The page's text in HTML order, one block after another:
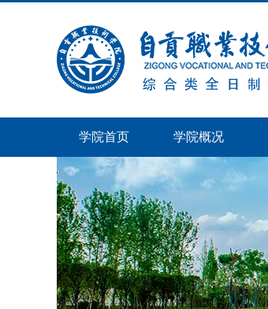
学院首页 学院概况